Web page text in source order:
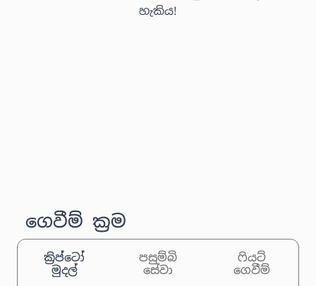
හැකිය!
ගෙවීම් ක්‍රම
ක්‍රිප්ටෝ
මුදල්
පසුම්බි
සේවා
ෆියට්
ගෙවීම්